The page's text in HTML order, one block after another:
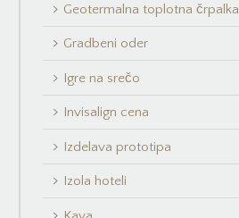
Geotermalna toplotna črpalka
Gradbeni oder
Igre na srečo
Invisalign cena
Izdelava prototipa
Izola hoteli